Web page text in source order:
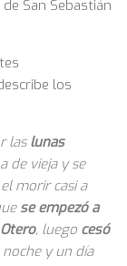
San Sebastián
los
las lunas
de vieja y se
morir casi a
se empezó a
, luego cesó
y un día